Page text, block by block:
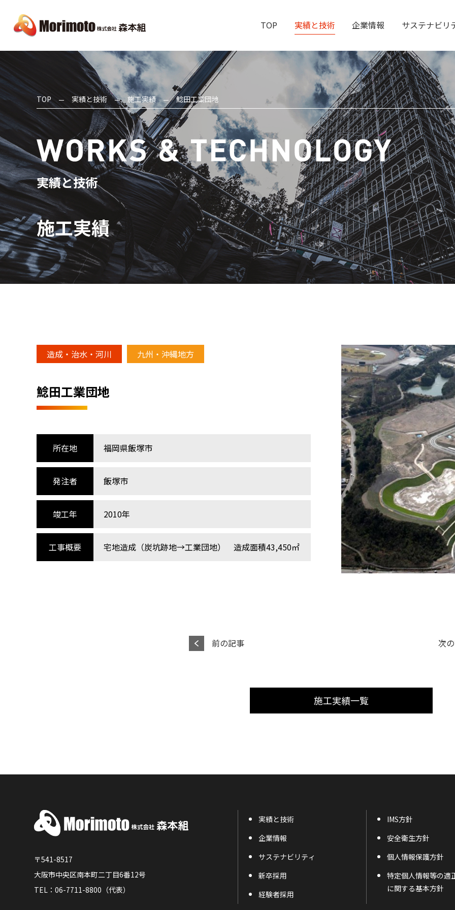
TOP 実績と技術 企業情報 サステナビリ
TOP 実績と技術 施工実績 鯰田工業団地
実績と技術
施工実績
造成・治水・河川 九州・沖縄地方
鯰田工業団地
所在地 福岡県飯塚市
発注者 飯塚市
竣工年 2010年
工事概要 宅地造成（炭坑跡地→工業団地） 造成面積43,450㎡
前の記事 次
施工実績一覧
〒541-8517
大阪市中央区南本町二丁目6番12号
TEL：06-7711-8800（代表）
実績と技術
企業情報
サステナビリティ
新卒採用
経験者採用
IMS方針
安全衛生方針
個人情報保護方針
特定個人情報等の適
に関する基本方針